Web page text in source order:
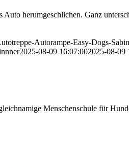
herumgeschlichen. Ganz
Autorampe-Easy-Dogs-
2025-08-09 16:07:002025-08-09
Menschenschule für